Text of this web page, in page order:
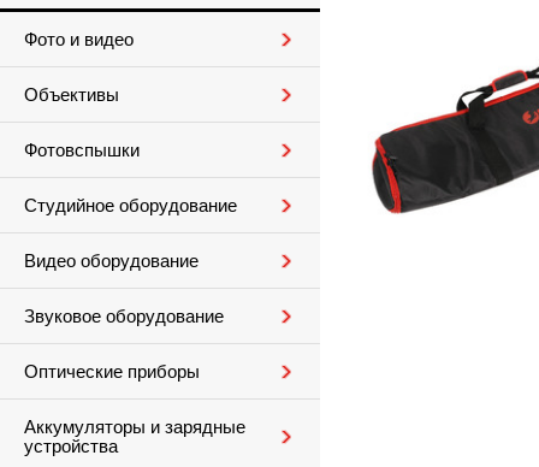
Фото и видео
Объективы
Фотовспышки
Студийное оборудование
Видео оборудование
Звуковое оборудование
Оптические приборы
Аккумуляторы и зарядные
устройства